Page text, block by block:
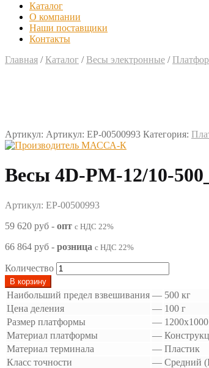
Каталог
О компании
Наши поставщики
Контакты
Главная / Каталог / Весы электронные /
Артикул: Артикул: EP-00500993 Категория:
Весы 4D-PM-12/10-
Артикул: EP-00500993
59 620 руб - опт с НДС 22%
66 864 руб - розница с НДС 22%
Количество
В корзину
Наибольший предел взвешивания — 500 кг
Цена деления
— 100 г
Размер платформы
—
Материал платформы
—
Материал терминала
— Пластик
Класс точности
— Средний